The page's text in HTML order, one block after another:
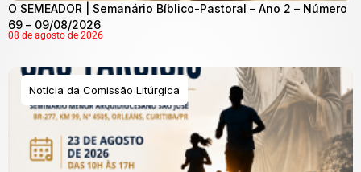
O SEMEADOR | Semanário Bíblico-Pastoral – Ano 2 – Número
69 – 09/08/2026
08 de agosto de 2026
Notícia da Comissão Litúrgica